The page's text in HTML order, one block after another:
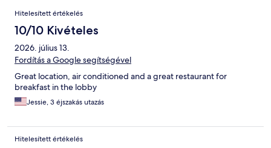
Értékelések
Hitelesített értékelés
10/10 Kivételes
2026. július 13.
Fordítás a Google segítségével
Great location, air conditioned and a great restaurant for
breakfast in the lobby
Jessie, 3 éjszakás utazás
Hitelesített értékelés